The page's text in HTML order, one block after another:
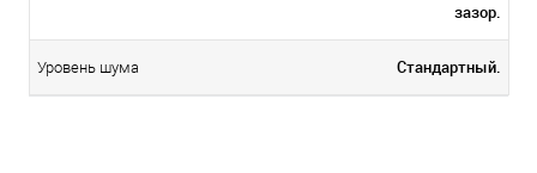
зазор.
Уровень шума Стандартный.